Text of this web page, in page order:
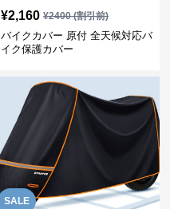
¥2,160 ¥2400(割引前)
バイクカバー 原付 全天候対応バ
イク保護カバー
SALE